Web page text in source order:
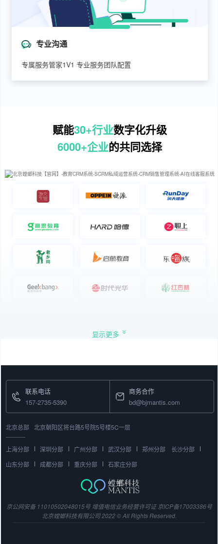
专业沟通
专属服务管家1V1 专业服务团队配置
赋能30+行业数字化升级
6000+企业的共同选择
显示更多
联系电话
157-2735-5390
商务合作
bd@bjmantis.com
北京总部 北京朝阳区将台路5号院5号楼5C一层
上海分部 深圳分部 广州分部 武汉分部 郑州分部
长沙分部
山东分部
成都分部 重庆分部 石家庄分部
京公网安备 11010502048015号 增值电信业务经营许可证 京ICP备17003386号
北京螳螂科技有限公司 2022 © All Rights Reserved.